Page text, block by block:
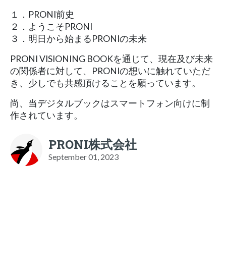
１．PRONI前史
２．ようこそPRONI
３．明日から始まるPRONIの未来
PRONI VISIONING BOOKを通じて、現在及び未来
の関係者に対して、PRONIの想いに触れていただ
き、少しでも共感頂けることを願っています。
尚、当デジタルブックはスマートフォン向けに制
作されています。
PRONI株式会社
September 01, 2023